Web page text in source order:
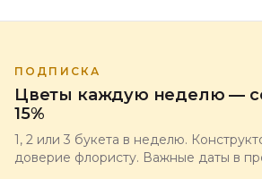
ПОДПИСКА
Цветы каждую неделю —
15%
1, 2 или 3 букета в неделю.
доверие флористу. Важные даты в